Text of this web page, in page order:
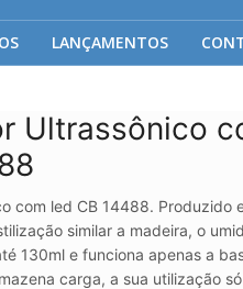
LANÇAMENTOS
Ultrassônico
com led CB 14488. Produzido
similar a madeira, o
130ml e funciona apenas a
carga, a sua utilização